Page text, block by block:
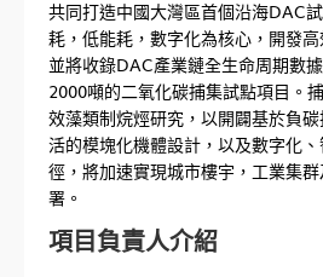
共同打造中國大灣區首個沿海DAC
耗，低能耗，數字化為核心，開發
並將收錄DAC產業鏈全生命周期數
2000噸的二氧化碳捕集試點項目。
效藻類制烷烴研究，以開闢基於負
活的模塊化機體設計，以及數字化
徑，將加速實現城市樓宇，工業集
署。
項目負責人介紹